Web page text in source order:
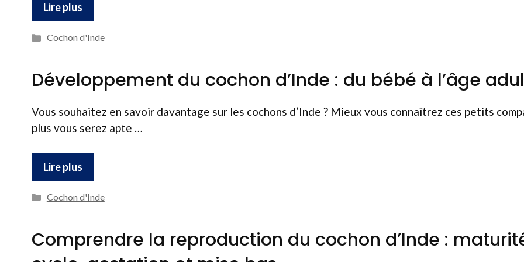
Lire plus
Catégories
Cochon d'Inde
Développement du cochon d’Inde : du bébé à l’âge
Vous souhaitez en savoir davantage sur les cochons d’Inde ? Mieux vous connaîtrez ces petits
plus vous serez apte …
Lire plus
Catégories
Cochon d'Inde
Comprendre la reproduction du cochon d’Inde :